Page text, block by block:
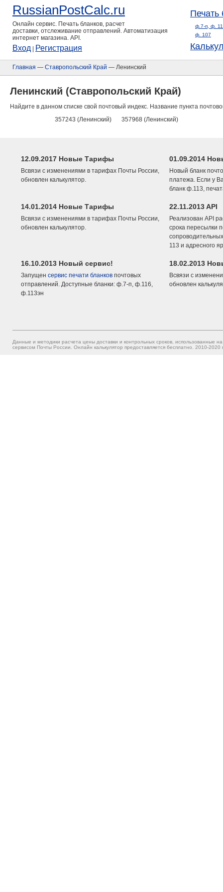
RussianPostCalc.ru
Онлайн сервис. Печать бланков, расчет
доставки, отслеживание отправлений. Автоматизация
интернет магазина. API.
Вход Регистрация
Печать
ф.7-п, ф.
ф. 107
Главная — Ставропольский Край — Ленинский
Ленинский (Ставропольский Край)
Найдите в данном списке свой почтовый индекс. Название пункта
357243 (Ленинский)
357968 (Ленинский)
12.09.2017 Новые Тарифы
Всвязи с изменениями в тарифах Почты России,
обновлен калькулятор.
01.09.2014
Новый бланк
платежа. Если у
бланк ф.113,
14.01.2014 Новые Тарифы
Всвязи с изменениями в тарифах Почты России,
обновлен калькулятор.
22.11.2013 API
Реализован API
срока пересылки
113 и адресного
16.10.2013 Новый сервис!
Запущен сервис печати бланков почтовых
отправлений. Доступные бланки: ф.7-п, ф.116,
ф.113эн
18.02.2013
Всвязи с
обновлен
Данные и методики расчета цены доставки и контрольных сроков, использованные
сервисом Почты России. Онлайн калькулятор предоставляется бесплатно. 2010-2020